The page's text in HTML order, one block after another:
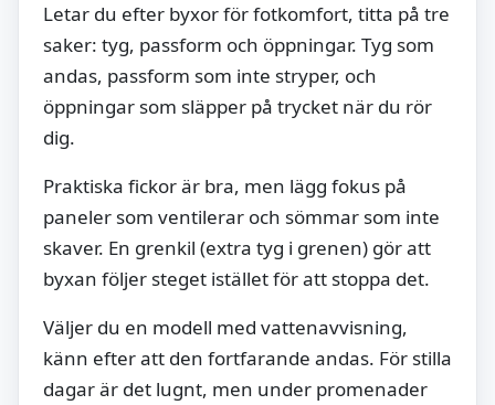
Letar du efter byxor för fotkomfort, titta på tre
saker: tyg, passform och öppningar. Tyg som
andas, passform som inte stryper, och
öppningar som släpper på trycket när du rör
dig.
Praktiska fickor är bra, men lägg fokus på
paneler som ventilerar och sömmar som inte
skaver. En grenkil (extra tyg i grenen) gör att
byxan följer steget istället för att stoppa det.
Väljer du en modell med vattenavvisning,
känn efter att den fortfarande andas. För stilla
dagar är det lugnt, men under promenader